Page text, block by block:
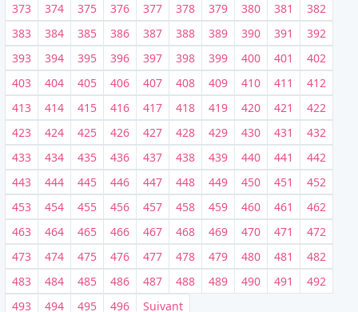
373
374 375 376 377 378 379 380 381
382
383
384 385 386 387 388 389 390 391
392
393
394 395 396 397 398 399 400 401
402
403
404 405 406 407 408 409 410 411
412
413
414 415 416 417 418 419 420 421
422
423
424 425 426 427 428 429 430 431
432
433
434 435 436 437 438 439 440 441
442
443
444 445 446 447 448 449 450 451
452
453
454 455 456 457 458 459 460 461
462
463
464 465 466 467 468 469 470 471
472
473
474 475 476 477 478 479 480 481
482
483
484 485 486 487 488 489 490 491
492
493
494 495 496 Suivant